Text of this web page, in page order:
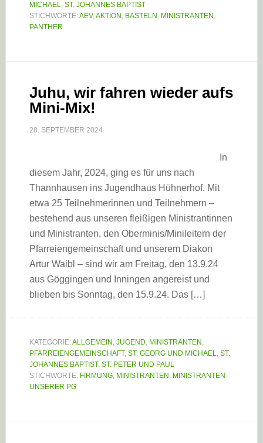
MICHAEL, ST. JOHANNES BAPTIST
STICHWORTE:AEV,AKTION , BASTELN , MINISTRANTEN ,
PANTHER
Juhu, wir fahren wieder aufs
Mini-Mix!
28. SEPTEMBER 2024
In
diesem Jahr, 2024, ging es für uns nach
Thannhausen ins Jugendhaus Hühnerhof. Mit
etwa 25 Teilnehmerinnen und Teilnehmern –
bestehend aus unseren fleißigen Ministrantinnen
und Ministranten, den Oberminis/Minileitern der
Pfarreiengemeinschaft und unserem Diakon
Artur Waibl – sind wir am Freitag, den 13.9.24
aus Göggingen und Inningen angereist und
blieben bis Sonntag, den 15.9.24. Das […]
KATEGORIE:ALLGEMEIN , JUGEND, MINISTRANTEN ,
PFARREIENGEMEINSCHAFT, ST. GEORG UND MICHAEL, ST.
JOHANNES BAPTIST, ST. PETER UND PAUL
STICHWORTE: FIRMUNG, MINISTRANTEN , MINISTRANTEN
UNSERER PG